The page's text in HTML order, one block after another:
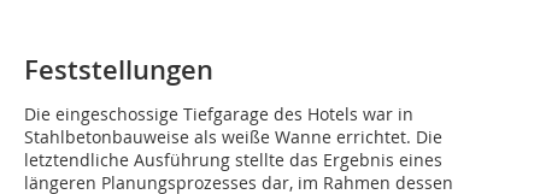
Feststellungen
Die eingeschossige Tiefgarage des Hotels war in
Stahlbetonbauweise als weiße Wanne errichtet. Die
letztendliche Ausführung stellte das Ergebnis eines
längeren Planungsprozesses dar, im Rahmen dessen